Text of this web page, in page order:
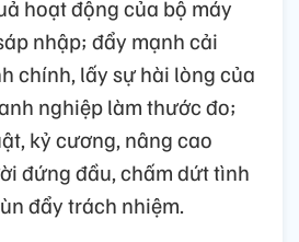
hoạt động của bộ máy
nhập; đẩy mạnh cải
chính, lấy sự hài lòng của
nghiệp làm thước đo;
kỷ cương, nâng cao
đứng đầu, chấm dứt tình
đẩy trách nhiệm.